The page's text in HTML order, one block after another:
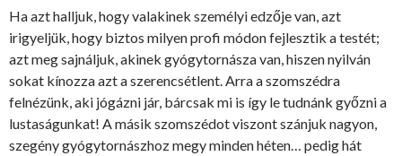
Ha azt halljuk, hogy valakinek személyi edzője van, azt
irigyeljük, hogy biztos milyen profi módon fejlesztik a testét;
azt meg sajnáljuk, akinek gyógytornásza van, hiszen nyilván
sokat kínozza azt a szerencsétlent. Arra a szomszédra
felnézünk, aki jógázni jár, bárcsak mi is így le tudnánk győzni a
lustaságunkat! A másik szomszédot viszont szánjuk nagyon,
szegény gyógytornászhoz megy minden héten… pedig hát